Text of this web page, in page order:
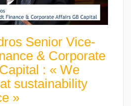
Senior Vice-
& Corporate
: « We
sustainability
»